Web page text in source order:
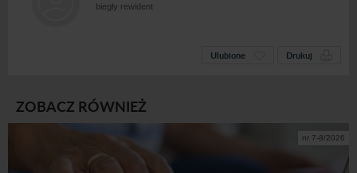
biegły rewident
Ulubione Drukuj
ZOBACZ RÓWNIEŻ
nr 7-8/2026